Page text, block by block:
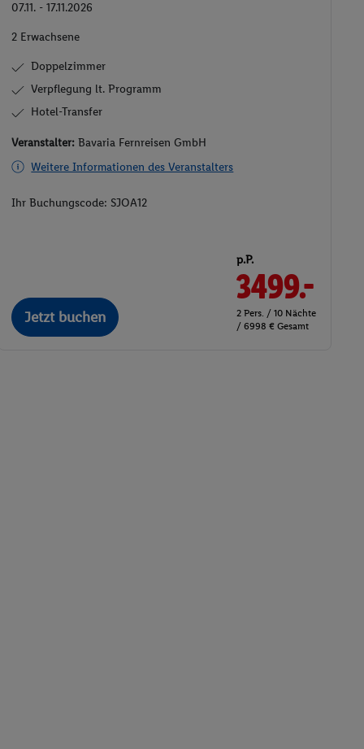
07.11. - 17.11.2026
2 Erwachsene
Doppelzimmer
Verpflegung lt. Programm
Hotel-Transfer
Veranstalter:Bavaria Fernreisen GmbH
Weitere Informationen des Veranstalters
Ihr Buchungscode: SJOA12
Jetzt buchen
p.P.
3499.-
2 Pers. / 10 Nächte
/ 6998 € Gesamt